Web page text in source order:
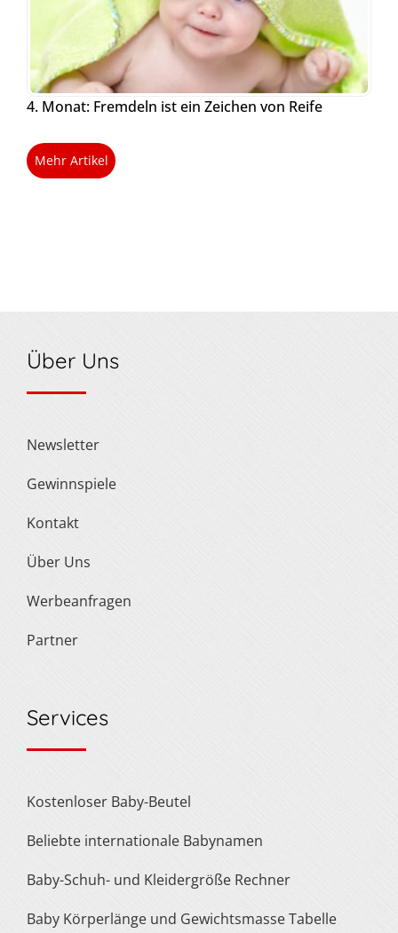
4. Monat: Fremdeln ist ein Zeichen von Reife
Mehr Artikel
Über Uns
Newsletter
Gewinnspiele
Kontakt
Über Uns
Werbeanfragen
Partner
Services
Kostenloser Baby-Beutel
Beliebte internationale Babynamen
Baby-Schuh- und Kleidergröße Rechner
Baby Körperlänge und Gewichtsmasse Tabelle